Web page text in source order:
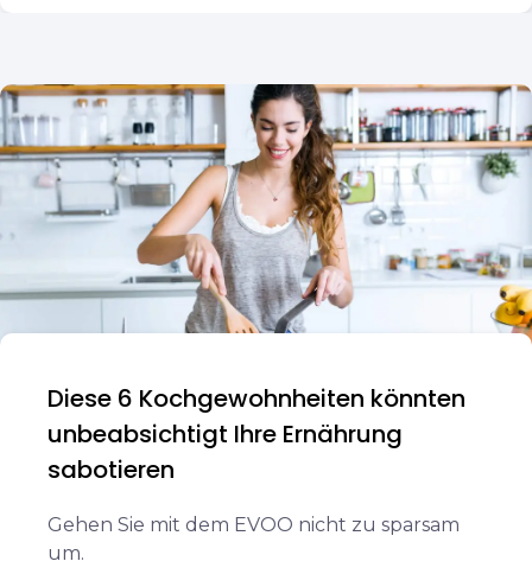
Diese 6 Kochgewohnheiten könnten
unbeabsichtigt Ihre Ernährung
sabotieren
Gehen Sie mit dem EVOO nicht zu sparsam
um.